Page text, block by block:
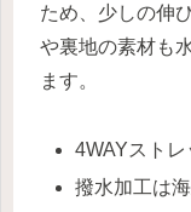
ため、少しの伸
や裏地の素材も
ます。
4WAYスト
撥水加工は